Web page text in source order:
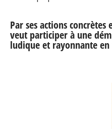
Par ses actions
veut participer à une
ludique et rayonnante